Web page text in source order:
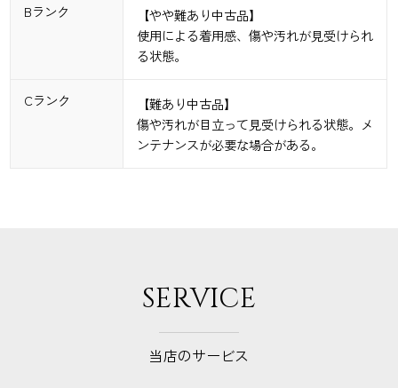
Bランク
【やや難あり中古品】
使用による着用感、傷や汚れが見受けられ
る状態。
Cランク
【難あり中古品】
傷や汚れが目立って見受けられる状態。メ
ンテナンスが必要な場合がある。
SERVICE
当店のサービス